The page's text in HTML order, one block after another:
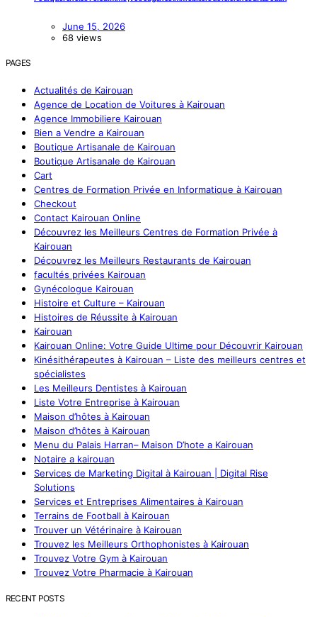
June 15, 2026
68 views
PAGES
Actualités de Kairouan
Agence de Location de Voitures à Kairouan
Agence Immobiliere Kairouan
Bien a Vendre a Kairouan
Boutique Artisanale de Kairouan
Boutique Artisanale de Kairouan
Cart
Centres de Formation Privée en Informatique à Kairouan
Checkout
Contact Kairouan Online
Découvrez les Meilleurs Centres de Formation Privée à
Kairouan
Découvrez les Meilleurs Restaurants de Kairouan
facultés privées Kairouan
Gynécologue Kairouan
Histoire et Culture – Kairouan
Histoires de Réussite à Kairouan
Kairouan
Kairouan Online: Votre Guide Ultime pour Découvrir Kairouan
Kinésithérapeutes à Kairouan – Liste des meilleurs centres et
spécialistes
Les Meilleurs Dentistes à Kairouan
Liste Votre Entreprise à Kairouan
Maison d’hôtes à Kairouan
Maison d’hôtes à Kairouan
Menu du Palais Harran– Maison D’hote a Kairouan
Notaire a kairouan
Services de Marketing Digital à Kairouan | Digital Rise
Solutions
Services et Entreprises Alimentaires à Kairouan
Terrains de Football à Kairouan
Trouver un Vétérinaire à Kairouan
Trouvez les Meilleurs Orthophonistes à Kairouan
Trouvez Votre Gym à Kairouan
Trouvez Votre Pharmacie à Kairouan
RECENT POSTS